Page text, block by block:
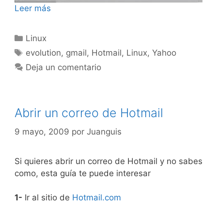
Leer más
Categorías
Linux
Etiquetas
evolution, gmail, Hotmail, Linux,Yahoo
Deja un comentario
Abrir un correo de Hotmail
9 mayo, 2009 por Juanguis
Si quieres abrir un correo de Hotmail y no sabes
como, esta guía te puede interesar
1- Ir al sitio de Hotmail.com